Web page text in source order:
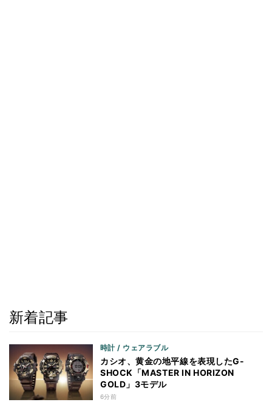
新着記事
時計 / ウェアラブル
カシオ、黄金の地平線を表現したG-
SHOCK「MASTER IN HORIZON
GOLD」3モデル
6分前